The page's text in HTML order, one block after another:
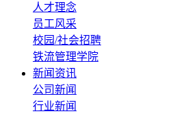
人才理念
员工风采
校园/社会招聘
铁流管理学院
新闻资讯
公司新闻
行业新闻